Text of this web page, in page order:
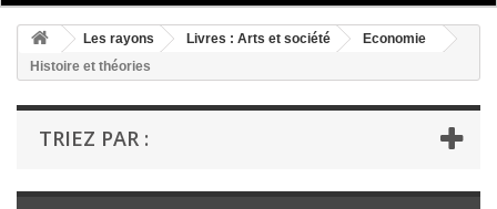
+
LIVRES : ARTS ET SOCIÉTÉ
+
LIVRES : LITTÉRATURE
+
LIVRES : JEUNESSE
Les rayons Livres : Arts et société
Economie
Histoire et théories
TRIEZ PAR :